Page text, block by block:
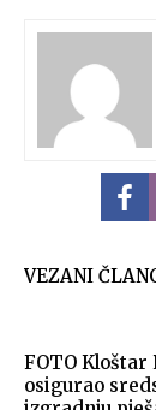
VEZANI
FOTO Kloštar
osigurao